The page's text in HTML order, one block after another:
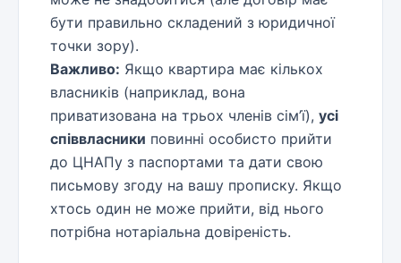
бути правильно складений з юридичної
точки зору).
Важливо: Якщо квартира має кількох
власників (наприклад, вона
приватизована на трьох членів сім’ї), усі
співвласники повинні особисто прийти
до ЦНАПу з паспортами та дати свою
письмову згоду на вашу прописку. Якщо
хтось один не може прийти, від нього
потрібна нотаріальна довіреність.